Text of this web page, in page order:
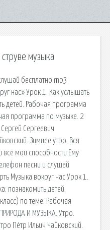
струве музыка
бесплатно mp3
нас» Урок 1. Как услышать
детей. Рабочая программа
программа по музыке. 2
Сергеевич
Зимнее утро. Вся
все мои способности Ему
песни и слушай
Музыка вокруг нас Урок 1.
познакомить детей.
по теме: Рабочая
И МУЗЫКА. Утро.
Пётр Ильич Чайковский.